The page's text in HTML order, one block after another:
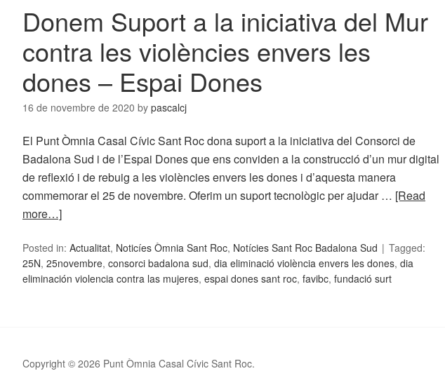
Donem Suport a la iniciativa del Mur
contra les violències envers les
dones – Espai Dones
16 de novembre de 2020 by pascalcj
El Punt Òmnia Casal Cívic Sant Roc dona suport a la iniciativa del Consorci de
Badalona Sud i de l’Espai Dones que ens conviden a la construcció d’un mur digital
de reflexió i de rebuig a les violències envers les dones i d’aquesta manera
commemorar el 25 de novembre. Oferim un suport tecnològic per ajudar … [Read
more…]
Posted in: Actualitat, Noticíes Òmnia Sant Roc, Notícies Sant Roc Badalona Sud
Tagged:
25N, 25novembre, consorci badalona sud, dia eliminació violència envers les dones, dia
eliminación violencia contra las mujeres, espai dones sant roc, favibc, fundació surt
Copyright © 2026 Punt Òmnia Casal Cívic Sant Roc.